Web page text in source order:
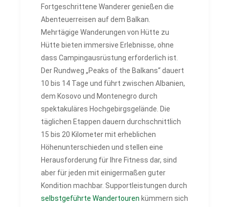
Fortgeschrittene Wanderer genießen die
Abenteuerreisen auf dem Balkan.
Mehrtägige Wanderungen von Hütte zu
Hütte bieten immersive Erlebnisse, ohne
dass Campingausrüstung erforderlich ist.
Der Rundweg „Peaks of the Balkans“ dauert
10 bis 14 Tage und führt zwischen Albanien,
dem Kosovo und Montenegro durch
spektakuläres Hochgebirgsgelände. Die
täglichen Etappen dauern durchschnittlich
15 bis 20 Kilometer mit erheblichen
Höhenunterschieden und stellen eine
Herausforderung für Ihre Fitness dar, sind
aber für jeden mit einigermaßen guter
Kondition machbar. Supportleistungen durch
selbstgeführte Wandertouren kümmern sich